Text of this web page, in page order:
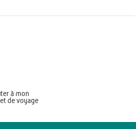
à mon
de voyage